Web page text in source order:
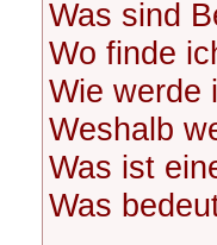
Was sind
Wo finde
Wie werde
Weshalb
Was ist
Was